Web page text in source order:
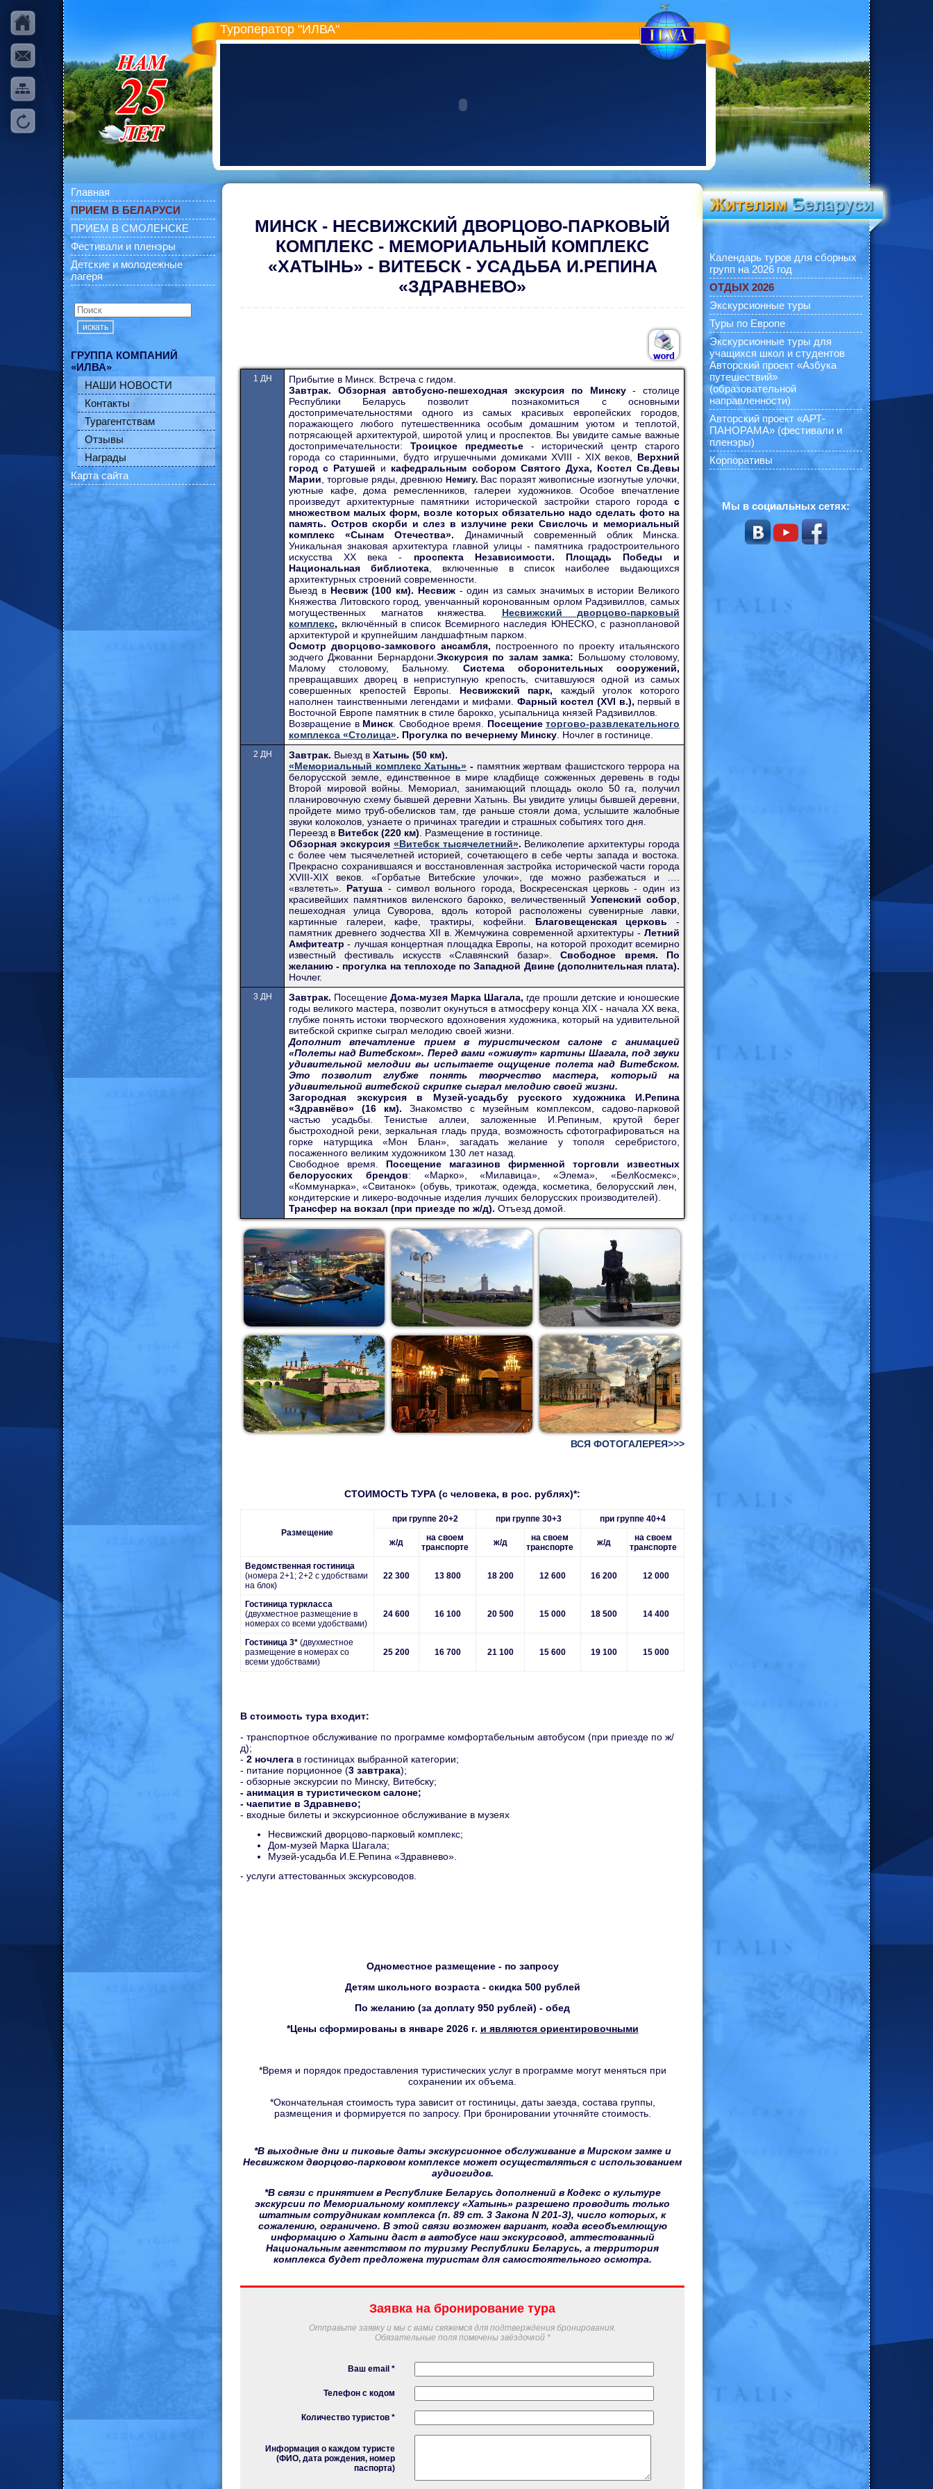
Туроператор "ИЛВА"
Главная
ПРИЕМ В БЕЛАРУСИ
ПРИЕМ В СМОЛЕНСКЕ
Фестивали и пленэры
Детские и молодежные
лагеря
искать
ГРУППА КОМПАНИЙ
«ИЛВА»
НАШИ НОВОСТИ
Контакты
Турагентствам
Отзывы
Награды
Карта сайта
МИНСК - НЕСВИЖСКИЙ ДВОРЦОВО-ПАРКОВЫЙ
КОМПЛЕКС - МЕМОРИАЛЬНЫЙ КОМПЛЕКС
«ХАТЫНЬ» - ВИТЕБСК - УСАДЬБА И.РЕПИНА
«ЗДРАВНЕВО»
1 ДН
Прибытие в Минск. Встреча с гидом.
Завтрак. Обзорная автобусно-пешеходная экскурсия по Минску- столице
Республики Беларусь позволит познакомиться с основными
достопримечательностями одного из самых красивых европейских городов,
поражающего любого путешественника особым домашним уютом и теплотой,
потрясающей архитектурой, широтой улиц и проспектов. Вы увидите самые важные
достопримечательности: Троицкое предместье- исторический центр старого
города со старинными, будто игрушечными домиками XVIII - XIX веков, Верхний
город с Ратушей и кафедральным собором Святого Духа, Костел Св.Девы
Марии , торговые ряды, древнюю Немигу. Вас поразят живописные изогнутые улочки,
уютные кафе, дома ремесленников, галереи художников. Особое впечатление
произведут архитектурные памятники исторической застройки старого города с
множеством малых форм, возле которых обязательно надо сделать фото на
память. Остров скорби и слез в излучине реки Свислочь и мемориальный
комплекс «Сынам Отечества». Динамичный современный облик Минска.
Уникальная знаковая архитектура главной улицы - памятника градостроительного
искусства XX века - проспекта Независимости. Площадь Победы и
Национальная библиотека , включенные в список наиболее выдающихся
архитектурных строений современности.
Выезд в Несвиж (100 км). Несвиж- один из самых значимых в истории Великого
Княжества Литовского город, увенчанный коронованным орлом Радзивиллов, самых
могущественных магнатов княжества.
Несвижский дворцово-парковый
комплекс, включённый в список Всемирного наследия ЮНЕСКО, с разноплановой
архитектурой и крупнейшим ландшафтным парком.
Осмотр дворцово-замкового ансамбля, построенного по проекту итальянского
зодчего Джованни Бернардони. Экскурсия по залам замка: Большому столовому,
Малому столовому, Бальному.
Система оборонительных сооружений,
превращавших дворец в неприступную крепость, считавшуюся одной из самых
совершенных крепостей Европы. Несвижский парк, каждый уголок которого
наполнен таинственными легендами и мифами.
Фарный костел (XVI в.), первый в
Восточной Европе памятник в стиле барокко, усыпальница князей Радзивиллов.
Возвращение в Минск . Свободное время. Посещение торгово-развлекательного
комплекса «Столица». Прогулка по вечернему Минску . Ночлег в гостинице.
2 ДН Завтрак. Выезд в Хатынь (50 км).
«Мемориальный комплекс Хатынь» - памятник жертвам фашистского террора на
белорусской земле, единственное в мире кладбище сожженных деревень в годы
Второй мировой войны. Мемориал, занимающий площадь около 50 га, получил
планировочную схему бывшей деревни Хатынь. Вы увидите улицы бывшей деревни,
пройдете мимо труб-обелисков там, где раньше стояли дома, услышите жалобные
звуки колоколов, узнаете о причинах трагедии и страшных событиях того дня.
Переезд в Витебск (220 км) . Размещение в гостинице.
Обзорная экскурсия «Витебск тысячелетний». Великолепие архитектуры города
с более чем тысячелетней историей, сочетающего в себе черты запада и востока.
Прекрасно сохранившаяся и восстановленная застройка исторической части города
XVIII-XIX веков. «Горбатые Витебские улочки», где можно разбежаться и ….
«взлететь». Ратуша - символ вольного города, Воскресенская церковь - один из
красивейших памятников виленского барокко, величественный Успенский собор
пешеходная улица Суворова, вдоль которой расположены сувенирные лавки,
картинные галереи, кафе, трактиры, кофейни. Благовещенская церковь -
памятник древнего зодчества XII в. Жемчужина современной архитектуры - Летний
Амфитеатр - лучшая концертная площадка Европы, на которой проходит всемирно
известный фестиваль искусств «Славянский базар».Свободное время. По
желанию - прогулка на теплоходе по Западной Двине (дополнительная плата).
Ночлег.
3 ДН Завтрак. Посещение Дома-музея Марка Шагала, где прошли детские и юношеские
годы великого мастера, позволит окунуться в атмосферу конца XIX - начала XX века,
глубже понять истоки творческого вдохновения художника, который на удивительной
витебской скрипке сыграл мелодию своей жизни.
Дополнит впечатление прием в туристическом салоне с анимацией
«Полеты над Витебском». Перед вами «оживут» картины Шагала, под звуки
удивительной мелодии вы испытаете ощущение полета над Витебском.
Это позволит глубже понять творчество мастера, который на
удивительной витебской скрипке сыграл мелодию своей жизни.
Загородная экскурсия в Музей-усадьбу русского художника И.Репина
«Здравнёво» (16 км). Знакомство с музейным комплексом, садово-парковой
частью усадьбы. Тенистые аллеи, заложенные И.Репиным, крутой берег
быстроходной реки, зеркальная гладь пруда, возможность сфотографироваться на
горке натурщика «Мон Блан», загадать желание у тополя серебристого,
посаженного великим художником 130 лет назад.
Свободное время. Посещение магазинов фирменной торговли известных
белорусских брендов: «Марко», «Милавица», «Элема», «БелКосмекс»,
«Коммунарка», «Свитанок» (обувь, трикотаж, одежда, косметика, белорусский лен,
кондитерские и ликеро-водочные изделия лучших белорусских производителей).
Трансфер на вокзал (при приезде по ж/д). Отъезд домой.
ВСЯ ФОТОГАЛЕРЕЯ>>>
СТОИМОСТЬ ТУРА (с человека, в рос. рублях)*:
Размещение
при группе 20+2 при группе 30+3 при группе 40+4
ж/д
на своем
транспорте
ж/д
на своем
транспорте
ж/д
на своем
транспорте
Ведомственная гостиница
(номера 2+1; 2+2 с удобствами
на блок)
22 300 13 800 18 200 12 600 16 200 12000
Гостиница туркласса
(двухместное размещение в
номерах со всеми удобствами)
24 600 16100 20 500 15 000 18 500 14400
Гостиница 3* (двухместное
размещение в номерах со
всеми удобствами)
25 200 16 700 21 100 15 600 19 100 15000
В стоимость тура входит:
- транспортное обслуживание по программе комфортабельным автобусом (при приезде по ж/
д);
- 2 ночлега в гостиницах выбранной категории;
- питание порционное (3 завтрака);
- обзорные экскурсии по Минску, Витебску;
- анимация в туристическом салоне;
- чаепитие в Здравнево;
- входные билеты и экскурсионное обслуживание в музеях
Несвижский дворцово-парковый комплекс;
Дом-музей Марка Шагала;
Музей-усадьба И.Е.Репина «Здравнево».
- услуги аттестованных экскурсоводов.
Одноместное размещение - по запросу
Детям школьного возраста - скидка 500 рублей
По желанию (за доплату 950 рублей) - обед
*Цены сформированы в январе 2026 г. и являются ориентировочными
*Время и порядок предоставления туристических услуг в программе могут меняться при
сохранении их объема.
*Окончательная стоимость тура зависит от гостиницы, даты заезда, состава группы,
размещения и формируется по запросу. При бронировании уточняйте стоимость.
*В выходные дни и пиковые даты экскурсионное обслуживание в Мирском замке и
Несвижском дворцово-парковом комплексе может осуществляться с использованием
аудиогидов.
*В связи с принятием в Республике Беларусь дополнений в Кодекс о культуре
экскурсии по Мемориальному комплексу «Хатынь» разрешено проводить только
штатным сотрудникам комплекса (п. 89 ст. 3 Закона N 201-З), число которых, к
сожалению, ограничено. В этой связи возможен вариант, когда всеобъемлющую
информацию о Хатыни даст в автобусе наш экскурсовод, аттестованный
Национальным агентством по туризму Республики Беларусь, а территория
комплекса будет предложена туристам для самостоятельного осмотра.
Заявка на бронирование тура
Отправьте заявку и мы с вами свяжемся для подтверждения бронирования.
Обязательные поля помечены звёздочкой *
Ваш еmail *
Телефон с кодом
Количество туристов *
Информация о каждом туристе
(ФИО, дата рождения, номер
паспорта)
Календарь туров для сборных
групп на 2026 год
ОТДЫХ 2026
Экскурсионные туры
Туры по Европе
Экскурсионные туры для
учащихся школ и студентов
Авторский проект «Азбука
путешествий»
(образовательной
направленности)
Авторский проект «АРТ-
ПАНОРАМА» (фестивали и
пленэры)
Корпоративы
Мы в социальных сетях: